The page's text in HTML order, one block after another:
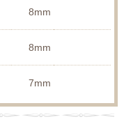
8mm
8mm
7mm